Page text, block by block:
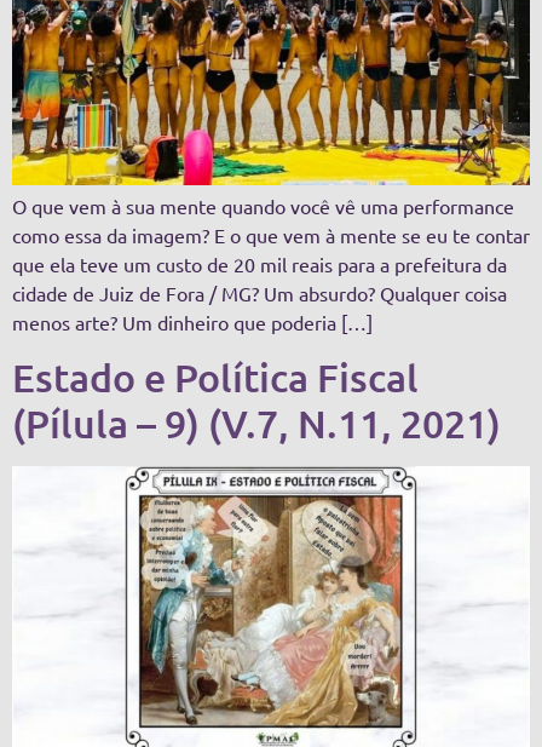
O que vem à sua mente quando você vê uma performance
como essa da imagem? E o que vem à mente se eu te contar
que ela teve um custo de 20 mil reais para a prefeitura da
cidade de Juiz de Fora / MG? Um absurdo? Qualquer coisa
menos arte? Um dinheiro que poderia […]
Estado e Política Fiscal
(Pílula – 9) (V.7, N.11, 2021)